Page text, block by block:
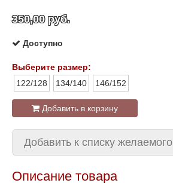
350,00 руб.
Доступно
Выберите размер:
122/128
134/140 146/152
Добавить в корзину
Добавить к списку желаемого
Описание товара